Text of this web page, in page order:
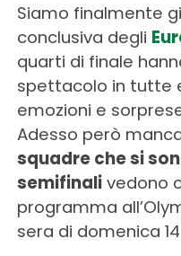
Siamo finalmente
conclusiva degli
quarti di finale
spettacolo in tutte
emozioni e
Adesso però
squadre che si
semifinalivedono
programma
sera di domenica